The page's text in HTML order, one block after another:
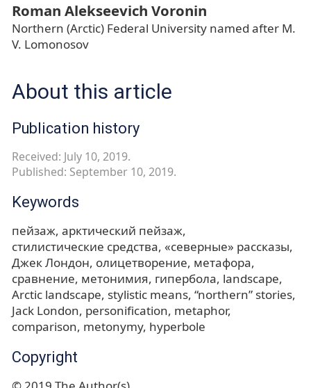
Roman Alekseevich Voronin
Northern (Arctic) Federal University named after M.
V. Lomonosov
About this article
Publication history
Received: July 10, 2019.
Published: September 10, 2019.
Keywords
пейзаж арктический пейзаж
стилистические средства «северные» рассказы
Джек Лондон олицетворение метафора
сравнение метонимия гипербола landscape
Arctic landscape stylistic means “northern” stories
Jack London personification metaphor
comparison metonymy hyperbole
Copyright